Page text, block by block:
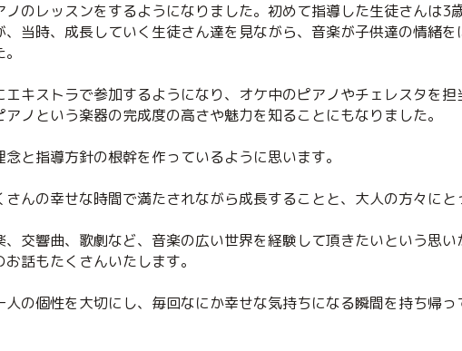
のレッスンをするようになりました。初めて指導した生徒さんは
当時、成長していく生徒さん達を見ながら、音楽が子供達の情緒
キストラで参加するようになり、オケ中のピアノやチェレスタを
ノという楽器の完成度の高さや魅力を知ることにもなりました。
と指導方針の根幹を作っているように思います。
んの幸せな時間で満たされながら成長することと、大人の方々に
交響曲、歌劇など、音楽の広い世界を経験して頂きたいという思
話もたくさんいたします。
の個性を大切にし、毎回なにか幸せな気持ちになる瞬間を持ち帰